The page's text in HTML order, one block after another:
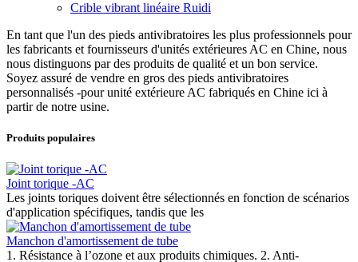
Crible vibrant linéaire Ruidi
En tant que l'un des pieds antivibratoires les plus professionnels pour
les fabricants et fournisseurs d'unités extérieures AC en Chine, nous
nous distinguons par des produits de qualité et un bon service.
Soyez assuré de vendre en gros des pieds antivibratoires
personnalisés -pour unité extérieure AC fabriqués en Chine ici à
partir de notre usine.
Produits populaires
Joint torique -AC
Les joints toriques doivent être sélectionnés en fonction de scénarios
d'application spécifiques, tandis que les
Manchon d'amortissement de tube
1. Résistance à l’ozone et aux produits chimiques. 2. Anti-